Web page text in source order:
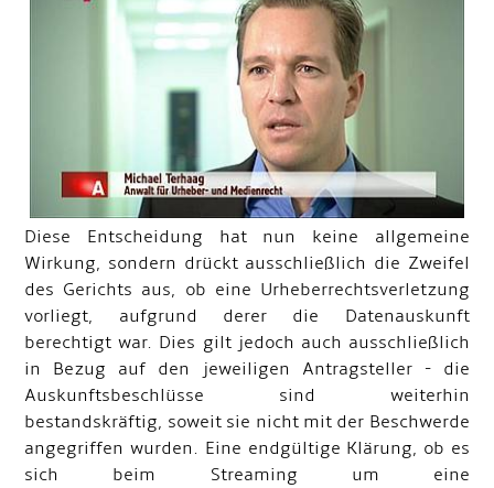
Diese Entscheidung hat nun keine allgemeine
Wirkung, sondern drückt ausschließlich die Zweifel
des Gerichts aus, ob eine Urheberrechtsverletzung
vorliegt, aufgrund derer die Datenauskunft
berechtigt war. Dies gilt jedoch auch ausschließlich
in Bezug auf den jeweiligen Antragsteller - die
Auskunftsbeschlüsse sind weiterhin
bestandskräftig, soweit sie nicht mit der Beschwerde
angegriffen wurden. Eine endgültige Klärung, ob es
sich beim Streaming um eine